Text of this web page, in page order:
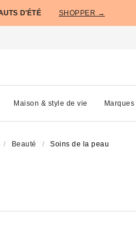
D'ÉTÉ SHOPPER →
Maison & style de vie Marques
Beauté Soins de la peau